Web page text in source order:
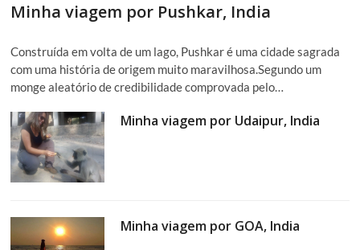
Minha viagem por Pushkar, India
Construída em volta de um lago, Pushkar é uma cidade sagrada
com uma história de origem muito maravilhosa.Segundo um
monge aleatório de credibilidade comprovada pelo…
Minha viagem por Udaipur, India
Minha viagem por GOA, India